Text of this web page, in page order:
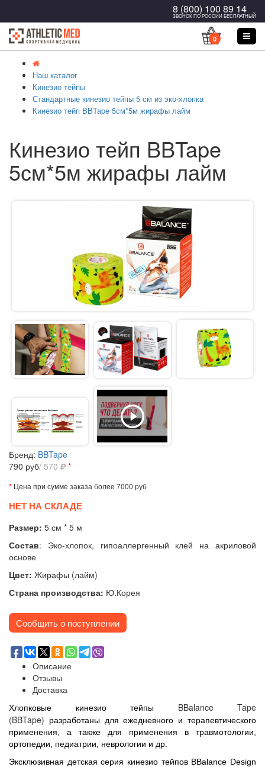
8 (800) 100 89 14
ЗВОНОК ПО РОССИИ БЕСПЛАТНЫЙ
0
Наш каталог
Кинезио тейпы
Стандартные кинезио тейпы 5 см из эко-хлопка
Кинезио тейп BBTape 5см*5м жирафы лайм
Кинезио тейп BBTape
5см*5м жирафы лайм
Бренд: BBTape
790 руб/ 570 *
* Цена при сумме заказа более 7000 руб
НЕТ НА СКЛАДЕ
Размер: 5 см * 5 м
Состав: Эко-хлопок, гипоаллергенный клей на акриловой
основе
Цвет: Жирафы (лайм)
Страна производства: Ю.Корея
Сообщить о поступлении
Описание
Отзывы
Доставка
Хлопковые кинезио тейпы BBalance Tape
(BBTape) разработаны для ежедневного и терапевтического
применения, а также для применения в травмотологии,
ортопедии, педиатрии, неврологии и др.
Эксклюзивная детская серия кинезио тейпов BBalance Design